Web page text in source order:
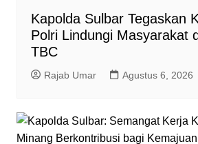
Kapolda Sulbar Tegaskan
Polri Lindungi Masyarakat
TBC
Rajab Umar Agustus 6, 2026